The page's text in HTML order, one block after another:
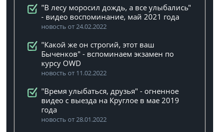
"В лесу моросил дождь, а все улыбались"
- видео воспоминание, май 2021 года
новость от 24.02.2022
"Какой же он строгий, этот ваш
Быченков" - вспоминаем экзамен по
курсу OWD
новость от 11.02.2022
"Время улыбаться, друзья" - огненное
видео с выезда на Круглое в мае 2019
года
новость от 28.01.2022